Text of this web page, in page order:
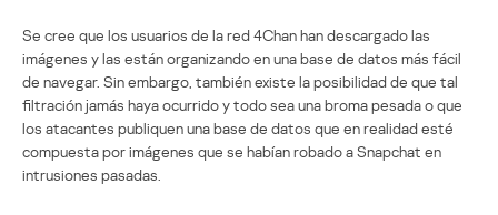
Se cree que los usuarios de la red 4Chan han descargado las
imágenes y las están organizando en una base de datos más fácil
de navegar. Sin embargo, también existe la posibilidad de que tal
filtración jamás haya ocurrido y todo sea una broma pesada o que
los atacantes publiquen una base de datos que en realidad esté
compuesta por imágenes que se habían robado a Snapchat en
intrusiones pasadas.